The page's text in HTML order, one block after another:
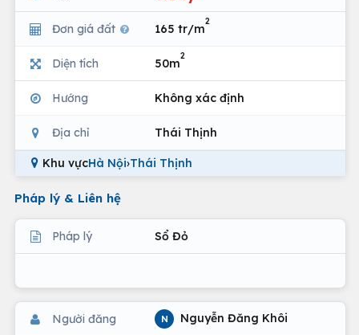
Đơn giá đất 165 tr/m
2
Diện tích 50m
2
Hướng Không xác định
Địa chỉ Thái Thịnh
Khu vựcHà Nội›Thái Thịnh
Pháp lý & Liên hệ
Pháp lý Sổ Đỏ
Người đăng N Nguyễn Đăng Khôi